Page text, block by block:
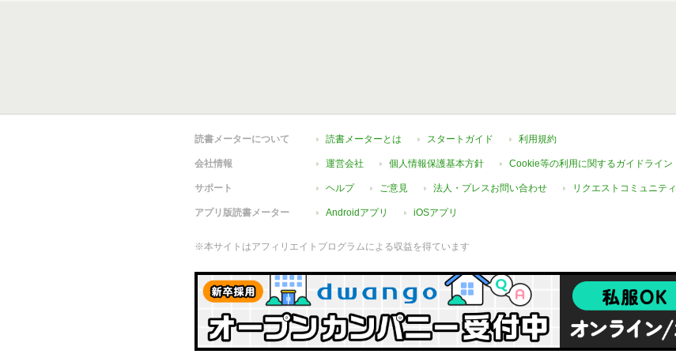
読書メーターについて 読書メーターとは スタートガイド 利用規約
会社情報 運営会社 個人情報保護基本方針 Cookie等の利用に関するガイドライン
サポート ヘルプ ご意見 法人・プレスお問い合わせ リクエストコミュニティ
アプリ版読書メーター Androidアプリ iOSアプリ
※本サイトはアフィリエイトプログラムによる収益を得ています